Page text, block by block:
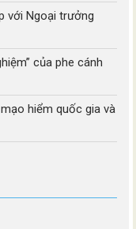
với Ngoại trưởng
của phe cánh
hiểm quốc gia và